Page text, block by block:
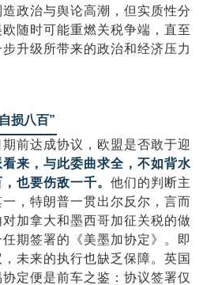
政治与舆论高潮，但实质性分
随时可能重燃关税争端，直至
升级所带来的政治和经济压力
损八百”
前达成协议，欧盟是否敢于迎
来，与此委曲求全，不如背水
也要伤敌一千。 他们的判断主
，特朗普一贯出尔反尔，言而
加拿大和墨西哥加征关税的做
期签署的《美墨加协定》。即
未来的执行也缺乏保障。英国
定便是前车之鉴：协议签署仅